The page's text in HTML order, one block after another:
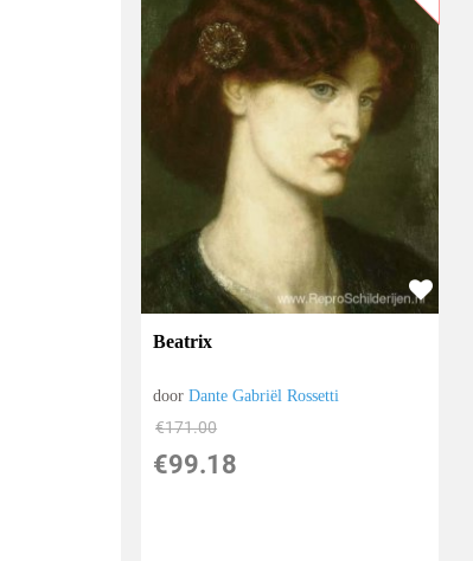
Beatrix
doorDante Gabriël Rossetti
€171.00
€99.18